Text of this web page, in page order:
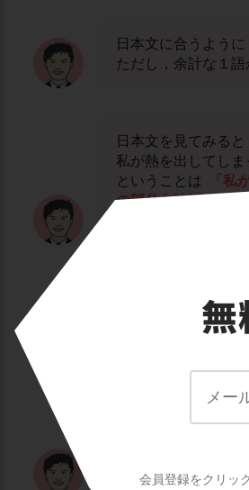
会員登録をクリッ
日本文に合うよう
ただし，余計な１
日本文を見てみる
私が熱を出してし
ということは
「私
の部分を強調したい
そして，「私が熱
と，because I had
これをつなげると，
となるんだね。